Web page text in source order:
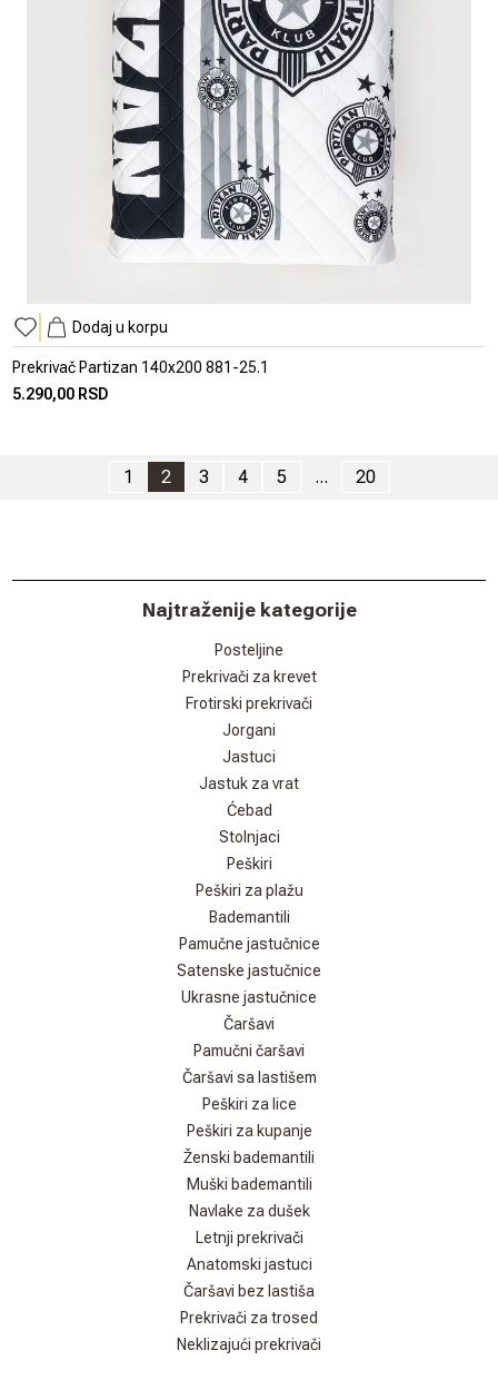
Dodaj u korpu
Prekrivač Partizan 140x200 881-25.1
5.290,00 RSD
1 2 3 4 5 ... 20
Najtraženije kategorije
Posteljine
Prekrivači za krevet
Frotirski prekrivači
Jorgani
Jastuci
Jastuk za vrat
Ćebad
Stolnjaci
Peškiri
Peškiri za plažu
Bademantili
Pamučne jastučnice
Satenske jastučnice
Ukrasne jastučnice
Čaršavi
Pamučni čaršavi
Čaršavi sa lastišem
Peškiri za lice
Peškiri za kupanje
Ženski bademantili
Muški bademantili
Navlake za dušek
Letnji prekrivači
Anatomski jastuci
Čaršavi bez lastiša
Prekrivači za trosed
Neklizajući prekrivači